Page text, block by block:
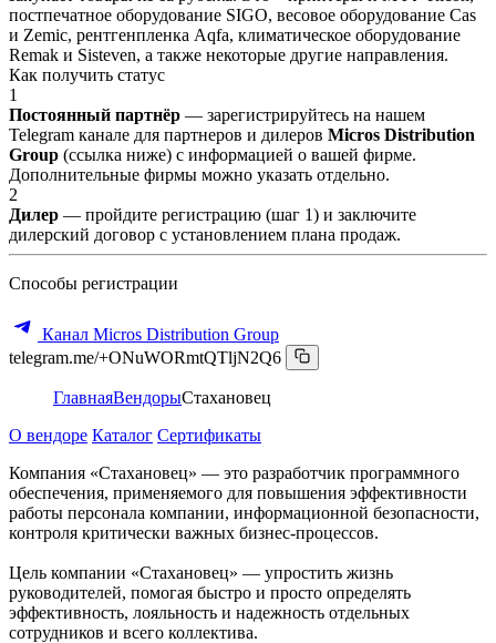
постпечатное оборудование SIGO, весовое оборудование Cas
и Zemic, рентгенпленка Aqfa, климатическое оборудование
Remak и Sisteven, а также некоторые другие направления.
Как получить статус
1
Постоянный партнёр — зарегистрируйтесь на нашем
Telegram канале для партнеров и дилеров Micros Distribution
Group (ссылка ниже) с информацией о вашей фирме.
Дополнительные фирмы можно указать отдельно.
2
Дилер — пройдите регистрацию (шаг 1) и заключите
дилерский договор с установлением плана продаж.
Способы регистрации
Канал Micros Distribution Group
telegram.me/+ONuWORmtQTljN2Q6
ГлавнаяВендорыСтахановец
О вендоре Каталог Сертификаты
Компания «Стахановец» — это разработчик программного
обеспечения, применяемого для повышения эффективности
работы персонала компании, информационной безопасности,
контроля критически важных бизнес-процессов.
Цель компании «Стахановец» — упростить жизнь
руководителей, помогая быстро и просто определять
эффективность, лояльность и надежность отдельных
сотрудников и всего коллектива.